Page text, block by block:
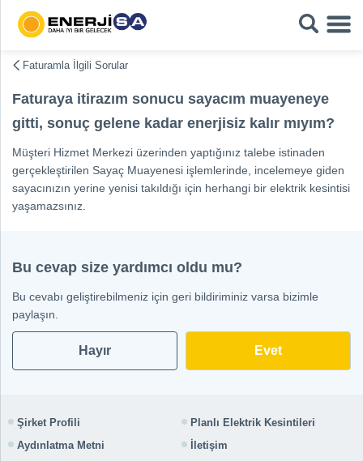
Faturamla İlgili Sorular
Faturaya itirazım sonucu sayacım muayeneye
gitti, sonuç gelene kadar enerjisiz kalır mıyım?
Müşteri Hizmet Merkezi üzerinden yaptığınız talebe istinaden
gerçekleştirilen Sayaç Muayenesi işlemlerinde, incelemeye giden
sayacınızın yerine yenisi takıldığı için herhangi bir elektrik kesintisi
yaşamazsınız.
Bu cevap size yardımcı oldu mu?
Bu cevabı geliştirebilmeniz için geri bildiriminiz varsa bizimle
paylaşın.
Hayır
Şirket Profili
Planlı Elektrik Kesintileri
Aydınlatma Metni
İletişim